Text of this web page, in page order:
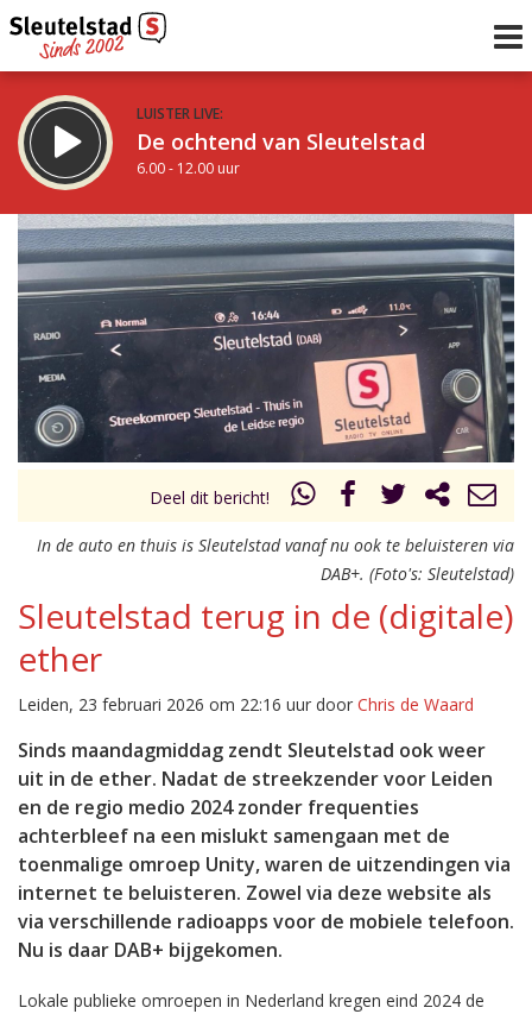
LUISTER LIVE:
De ochtend van Sleutelstad
6.00 - 12.00 uur
STRAKS:
De middag van Sleutelstad
12.00 - 17.00 uur
Vorig uur
uur 1 van 0 Volgend uur
Deel dit bericht!
In de auto en thuis is Sleutelstad vanaf nu ook te beluisteren via
DAB+. (Foto's: Sleutelstad)
Sleutelstad terug in de (digitale)
ether
Leiden, 23 februari 2026 om 22:16 uur door Chris de Waard
Sinds maandagmiddag zendt Sleutelstad ook weer
uit in de ether. Nadat de streekzender voor Leiden
en de regio medio 2024 zonder frequenties
achterbleef na een mislukt samengaan met de
toenmalige omroep Unity, waren de uitzendingen via
internet te beluisteren. Zowel via deze website als
via verschillende radioapps voor de mobiele telefoon.
Nu is daar DAB+ bijgekomen.
Lokale publieke omroepen in Nederland kregen eind 2024 de